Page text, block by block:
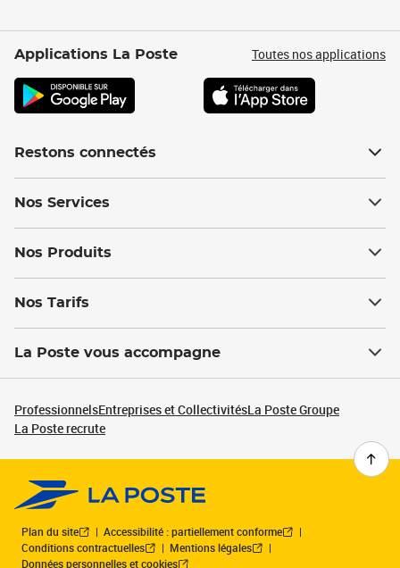
Applications La Poste Toutes nos applications
Restons connectés
Nos Services
Nos Produits
Nos Tarifs
La Poste vous accompagne
ProfessionnelsEntreprises et CollectivitésLa Poste Groupe
La Poste recrute
Plan du site
Accessibilité : partiellement conforme
Conditions contractuelles
Mentions légales
Données personnelles et cookies